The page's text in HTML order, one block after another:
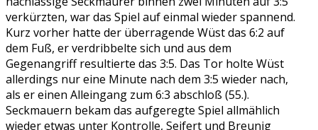
verkürzten, war das Spiel auf einmal wieder spannend.
Kurz vorher hatte der überragende Wüst das 6:2 auf
dem Fuß, er verdribbelte sich und aus dem
Gegenangriff resultierte das 3:5. Das Tor holte Wüst
allerdings nur eine Minute nach dem 3:5 wieder nach,
als er einen Alleingang zum 6:3 abschloß (55.).
Seckmauern bekam das aufgeregte Spiel allmählich
wieder etwas unter Kontrolle, Seifert und Breunig